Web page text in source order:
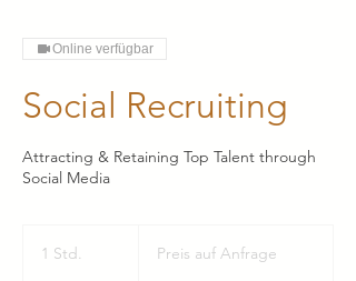
Online verfügbar
Social Recruiting
Attracting & Retaining Top Talent through
Social Media
1 Std.
Anfrage
Preis auf Anfrage